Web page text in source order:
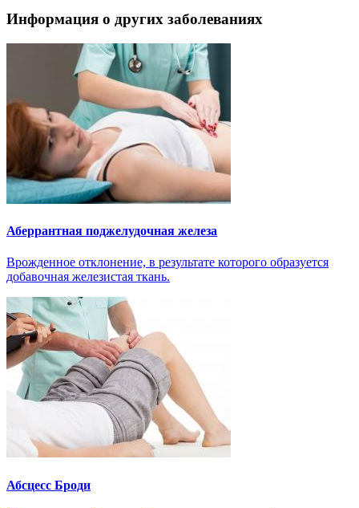
Информация о других заболеваниях
Аберрантная поджелудочная железа
Врожденное отклонение, в результате которого образуется
добавочная железистая ткань.
Абсцесс Броди